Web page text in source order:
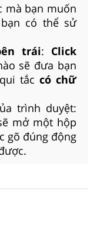
mà bạn muốn
có thể sử
trái: Click
sẽ đưa bạn
tắccó chữ
trình duyệt:
mở một hộp
gõ đúng động